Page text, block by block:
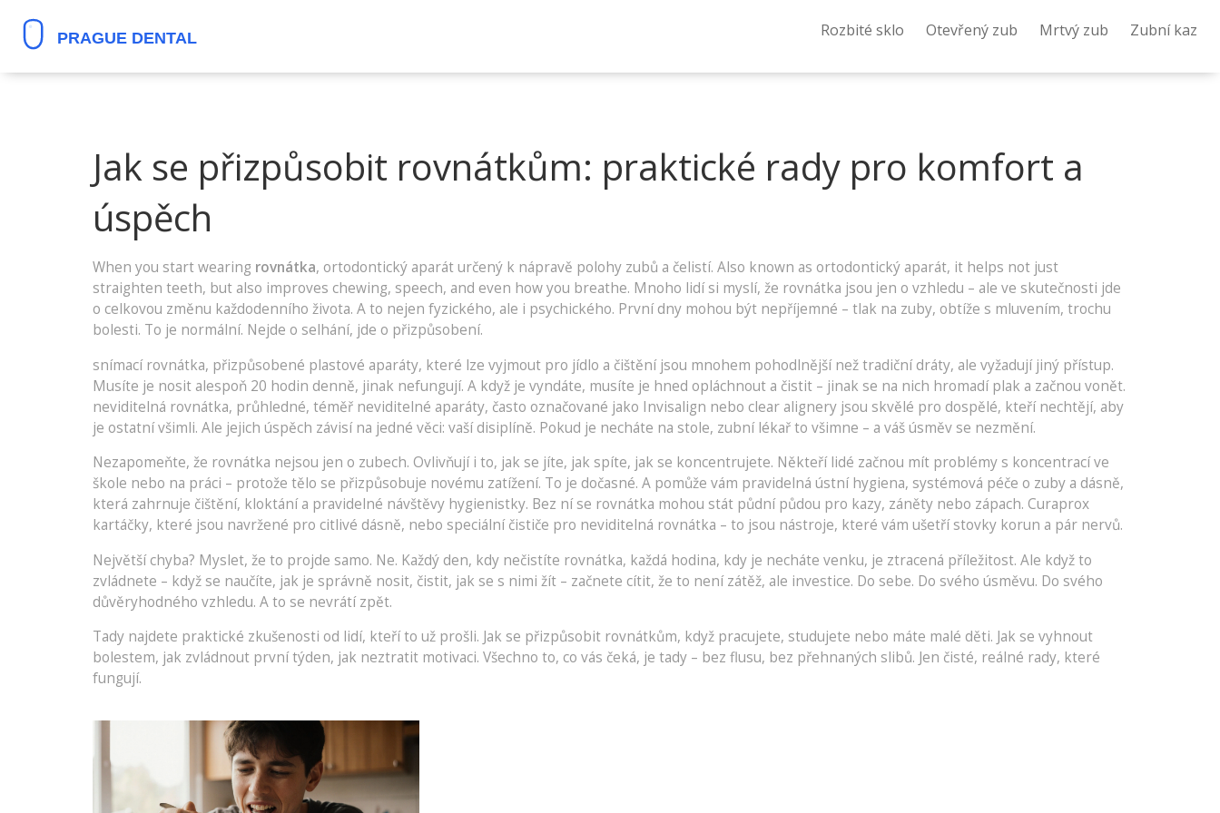
Rozbité sklo Otevřený zub Mrtvý zub Zubní kaz
Jak se přizpůsobit rovnátkům: praktické rady pro komfort a
úspěch
When you start wearing rovnátka, ortodontický aparát určený k nápravě polohy zubů a čelistí. Also known as ortodontický aparát, it helps not just
straighten teeth, but also improves chewing, speech, and even how you breathe. Mnoho lidí si myslí, že rovnátka jsou jen o vzhledu – ale ve skutečnosti jde
o celkovou změnu každodenního života. A to nejen fyzického, ale i psychického. První dny mohou být nepříjemné – tlak na zuby, obtíže s mluvením, trochu
bolesti. To je normální. Nejde o selhání, jde o přizpůsobení.
snímací rovnátka, přizpůsobené plastové aparáty, které lze vyjmout pro jídlo a čištěníjsou mnohem pohodlnější než tradiční dráty, ale vyžadují jiný přístup.
Musíte je nosit alespoň 20 hodin denně, jinak nefungují. A když je vyndáte, musíte je hned opláchnout a čistit – jinak se na nich hromadí plak a začnou vonět.
neviditelná rovnátka, průhledné, téměř neviditelné aparáty, často označované jako Invisalign nebo clear alignery jsou skvělé pro dospělé, kteří nechtějí, aby
je ostatní všimli. Ale jejich úspěch závisí na jedné věci: vaší disiplíně. Pokud je necháte na stole, zubní lékař to všimne – a váš úsměv se nezmění.
Nezapomeňte, že rovnátka nejsou jen o zubech. Ovlivňují i to, jak se jíte, jak spíte, jak se koncentrujete. Někteří lidé začnou mít problémy s koncentrací ve
škole nebo na práci – protože tělo se přizpůsobuje novému zatížení. To je dočasné. A pomůže vám pravidelná ústní hygiena, systémová péče o zuby a dásně,
která zahrnuje čištění, kloktání a pravidelné návštěvy hygienistky. Bez ní se rovnátka mohou stát půdní půdou pro kazy, záněty nebo zápach. Curaprox
kartáčky, které jsou navržené pro citlivé dásně, nebo speciální čističe pro neviditelná rovnátka – to jsou nástroje, které vám ušetří stovky korun a pár nervů.
Největší chyba? Myslet, že to projde samo. Ne. Každý den, kdy nečistíte rovnátka, každá hodina, kdy je necháte venku, je ztracená příležitost. Ale když to
zvládnete – když se naučíte, jak je správně nosit, čistit, jak se s nimi žít – začnete cítit, že to není zátěž, ale investice. Do sebe. Do svého úsměvu. Do svého
důvěryhodného vzhledu. A to se nevrátí zpět.
Tady najdete praktické zkušenosti od lidí, kteří to už prošli. Jak se přizpůsobit rovnátkům, když pracujete, studujete nebo máte malé děti. Jak se vyhnout
bolestem, jak zvládnout první týden, jak neztratit motivaci. Všechno to, co vás čeká, je tady – bez flusu, bez přehnaných slibů. Jen čisté, reálné rady, které
fungují.